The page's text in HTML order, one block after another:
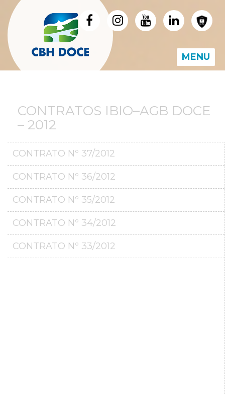
MENU
CONTRATOS IBIO–AGB DOCE
– 2012
CONTRATO Nº 37/2012
CONTRATO Nº 36/2012
CONTRATO Nº 35/2012
CONTRATO Nº 34/2012
CONTRATO Nº 33/2012